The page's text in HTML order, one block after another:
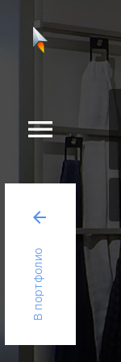
menu
arrow_back
В портфолио